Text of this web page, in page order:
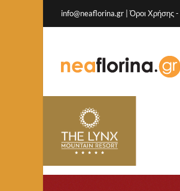
info@neaflorina.gr |Όροι Χρήσης-